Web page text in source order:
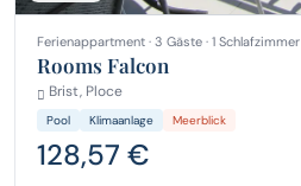
Ferienappartment · 3 Gäste · 1 Schlafzimmer
Rooms Falcon
Brist, Ploce
Pool Klimaanlage Meerblick
128,57 €